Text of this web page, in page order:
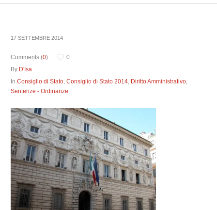
17 SETTEMBRE 2014
Comments (0)
0
By D'Isa
InConsiglio di Stato,Consiglio di Stato 2014, Diritto Amministrativo,
Sentenze - Ordinanze